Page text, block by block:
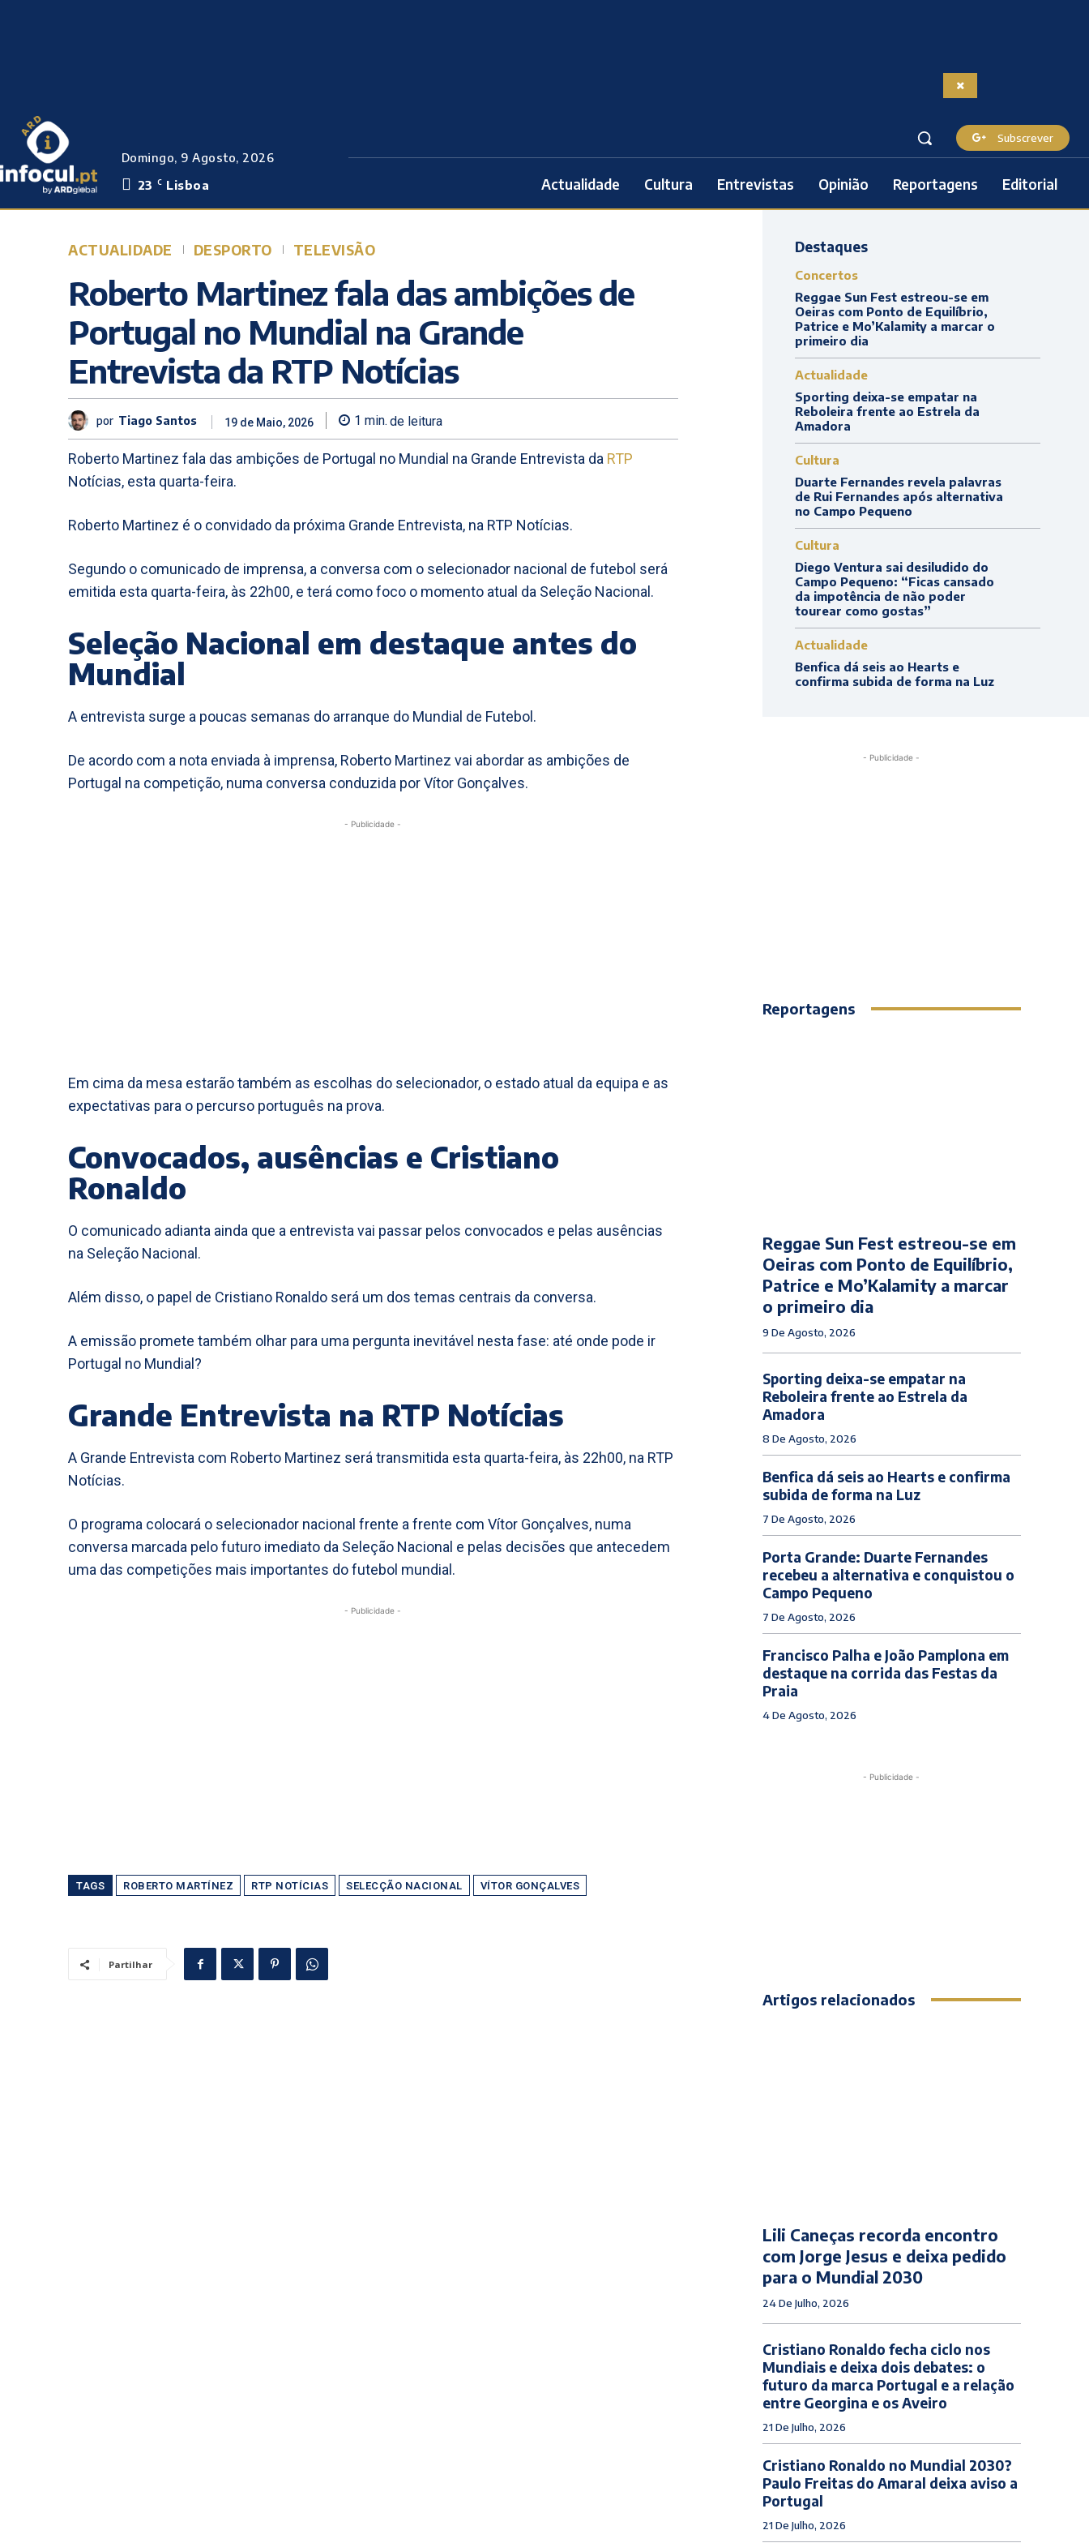
Domingo, 9 Agosto, 2026
23
C Lisboa
Subscrever
Actualidade Cultura Entrevistas Opinião Reportagens Editorial
ACTUALIDADE DESPORTO TELEVISÃO
Roberto Martinez fala das ambições de
Portugal no Mundial na Grande
Entrevista da RTP Notícias
por Tiago Santos 19 de Maio, 2026 1 min. de leitura
Roberto Martinez fala das ambições de Portugal no Mundial na Grande Entrevista da RTP
Notícias, esta quarta-feira.
Roberto Martinez é o convidado da próxima Grande Entrevista, na RTP Notícias.
Segundo o comunicado de imprensa, a conversa com o selecionador nacional de futebol será
emitida esta quarta-feira, às 22h00, e terá como foco o momento atual da Seleção Nacional.
Seleção Nacional em destaque antes do
Mundial
A entrevista surge a poucas semanas do arranque do Mundial de Futebol.
De acordo com a nota enviada à imprensa, Roberto Martinez vai abordar as ambições de
Portugal na competição, numa conversa conduzida por Vítor Gonçalves.
- Publicidade -
Em cima da mesa estarão também as escolhas do selecionador, o estado atual da equipa e as
expectativas para o percurso português na prova.
Convocados, ausências e Cristiano
Ronaldo
O comunicado adianta ainda que a entrevista vai passar pelos convocados e pelas ausências
na Seleção Nacional.
Além disso, o papel de Cristiano Ronaldo será um dos temas centrais da conversa.
A emissão promete também olhar para uma pergunta inevitável nesta fase: até onde pode ir
Portugal no Mundial?
Grande Entrevista na RTP Notícias
A Grande Entrevista com Roberto Martinez será transmitida esta quarta-feira, às 22h00, na RTP
Notícias.
O programa colocará o selecionador nacional frente a frente com Vítor Gonçalves, numa
conversa marcada pelo futuro imediato da Seleção Nacional e pelas decisões que antecedem
uma das competições mais importantes do futebol mundial.
- Publicidade -
TAGS ROBERTO MARTÍNEZ RTP NOTÍCIAS SELECÇÃO NACIONAL VÍTOR GONÇALVES
Partilhar
Destaques
Concertos
Reggae Sun Fest estreou-se em
Oeiras com Ponto de Equilíbrio,
Patrice e Mo’Kalamity a marcar o
primeiro dia
Actualidade
Sporting deixa-se empatar na
Reboleira frente ao Estrela da
Amadora
Cultura
Duarte Fernandes revela palavras
de Rui Fernandes após alternativa
no Campo Pequeno
Cultura
Diego Ventura sai desiludido do
Campo Pequeno: “Ficas cansado
da impotência de não poder
tourear como gostas”
Actualidade
Benfica dá seis ao Hearts e
confirma subida de forma na Luz
- Publicidade -
Reportagens
Reggae Sun Fest estreou-se em
Oeiras com Ponto de Equilíbrio,
Patrice e Mo’Kalamity a marcar
o primeiro dia
9 De Agosto, 2026
Sporting deixa-se empatar na
Reboleira frente ao Estrela da
Amadora
8 De Agosto, 2026
Benfica dá seis ao Hearts e confirma
subida de forma na Luz
7 De Agosto, 2026
Porta Grande: Duarte Fernandes
recebeu a alternativa e conquistou o
Campo Pequeno
7 De Agosto, 2026
Francisco Palha e João Pamplona em
destaque na corrida das Festas da
Praia
4 De Agosto, 2026
- Publicidade -
Artigos relacionados
Lili Caneças recorda encontro
com Jorge Jesus e deixa pedido
para o Mundial 2030
24 De Julho, 2026
Cristiano Ronaldo fecha ciclo nos
Mundiais e deixa dois debates: o
futuro da marca Portugal e a relação
entre Georgina e os Aveiro
21 De Julho, 2026
Cristiano Ronaldo no Mundial 2030?
Paulo Freitas do Amaral deixa aviso a
Portugal
21 De Julho, 2026